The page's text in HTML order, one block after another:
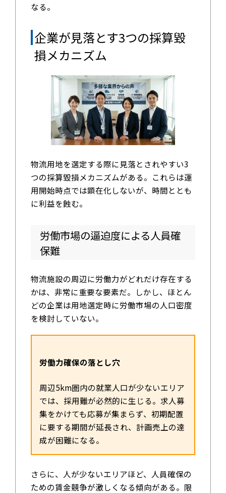
なる。
企業が見落とす3つの採算毀
損メカニズム
物流用地を選定する際に見落とされやすい3
つの採算毀損メカニズムがある。これらは運
用開始時点では顕在化しないが、時間ととも
に利益を蝕む。
労働市場の逼迫度による人員確
保難
物流施設の周辺に労働力がどれだけ存在する
かは、非常に重要な要素だ。しかし、ほとん
どの企業は用地選定時に労働市場の人口密度
を検討していない。
労働力確保の落とし穴
周辺5km圏内の就業人口が少ないエリア
では、採用難が必然的に生じる。求人募
集をかけても応募が集まらず、初期配置
に要する期間が延長され、計画売上の達
成が困難になる。
さらに、人が少ないエリアほど、人員確保の
ための賃金競争が激しくなる傾向がある。限